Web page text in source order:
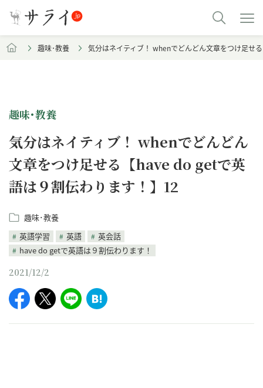
趣味･教養 気分はネイティブ！ whenでどんどん文章をつけ足せ
趣味･教養
気分はネイティブ！ whenでどんどん
文章をつけ足せる【have do getで英
語は９割伝わります！】12
趣味･教養
英語学習
英語
英会話
have do getで英語は９割伝わります！
2021/12/2